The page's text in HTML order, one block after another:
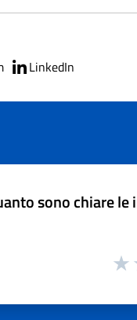
LinkedIn
sono chiare